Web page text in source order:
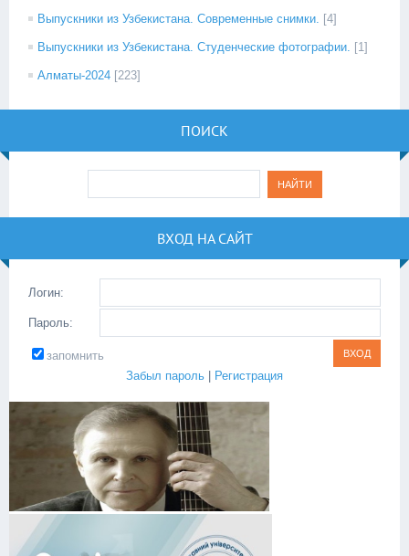
Выпускники из Узбекистана. Современные снимки. [4]
Выпускники из Узбекистана. Студенческие фотографии. [1]
Алматы-2024 [223]
ПОИСК
ВХОД НА САЙТ
Логин:
Пароль:
запомнить
Забыл пароль | Регистрация